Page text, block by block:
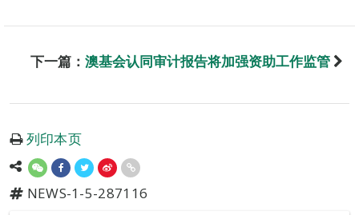
下一篇： 澳基会认同审计报告将加强资助工作监管
列印本页
NEWS-1-5-287116